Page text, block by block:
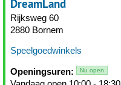
DreamLand
Rijksweg 60
2880 Bornem
Speelgoedwinkels
Openingsuren: Nu open